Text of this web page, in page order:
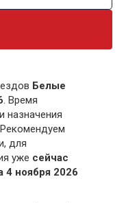
Белые
. Время
назначения
для
уже сейчас
ноября 2026